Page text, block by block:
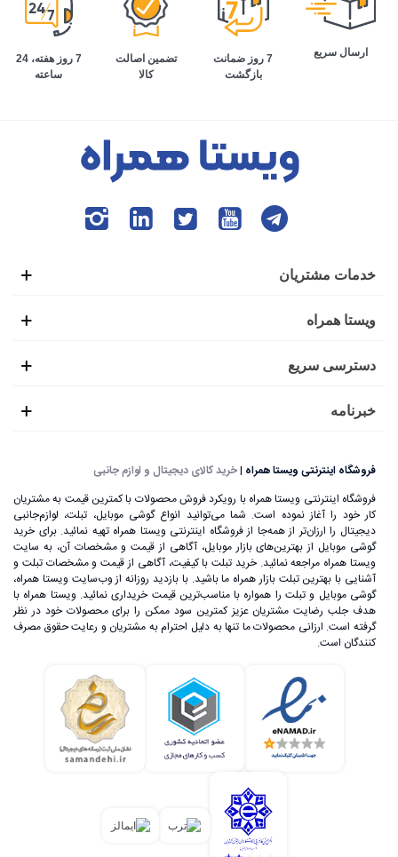
این روزها برقراری تماس تلفنی به ساده‌ترین شکل ممکن اتفاق
می‌افتد. به طوری که افراد برای انجام تمام امور زندگی، وابستگی
همراه نیز همین موضوع بود تا افراد بتوانند در صورت نیاز،
این شرایط باعث شده بود تا گوشی‌های هوشمند اولیه با عنوان
دقیقه استفاده نیاز بود تا دوباره برای شارژ کامل، آن را به منبع
علی‌رغم اینکه گوشی‌های تلفن همراه اولیه، اندازه بسیار بزرگی
داشتند، اما ساخت یک تلفن بی‌سیم که بتوان آن را در هر زمان و
مکان استفاده کرد، خود یک اتفاق بسیار بزرگ در عرصه تکنولوژی
ارسال سریع
7 روز ضمانت
بازگشت
تضمین اصالت
کالا
7 روز هفته، 24
ساعته
خدمات مشتریان
ویستا همراه
دسترسی سریع
خبرنامه
فروشگاه اینترنتی ویستا همراه |خرید کالای دیجیتال و لوازم جانبی
فروشگاه اینترنتی ویستا همراه با رویکرد فروش محصولات با کمترین قیمت به مشتریان
کار خود را آغاز نموده است. شما می‌توانید انواع گوشی موبایل، تبلت، لوازم‌جانبی
دیجیتال را ارزان‌تر از همه‌جا از فروشگاه اینترنتی ویستا همراه تهیه نمائید. برای خرید
گوشی موبایل از بهترین‌های بازار موبایل، آگاهی از قیمت و مشخصات آن، به ‌سایت
ویستا همراه مراجعه نمائید. خرید تبلت با کیفیت، آگاهی از قیمت و مشخصات تبلت و
آشنایی با بهترین تبلت بازار همراه ما باشید. با بازدید روزانه از وب‌سایت ویستا همراه،
گوشی موبایل و تبلت را همواره با مناسب‌ترین قیمت خریداری نمائید. ویستا همراه با
هدف جلب رضایت مشتریان عزیز کمترین سود ممکن را برای محصولات خود در نظر
گرفته است. ارزانی محصولات ما تنها به دلیل احترام به مشتریان و رعایت حقوق مصرف
کنندگان است.